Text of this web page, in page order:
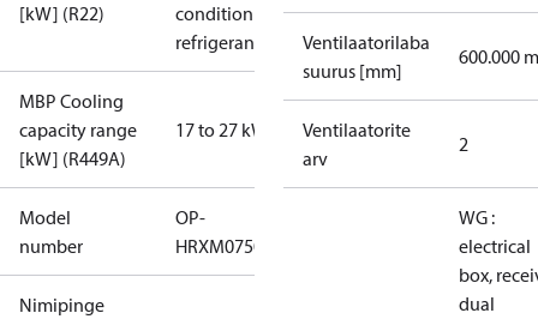
[kW] (R22)
condition /
refrigerant
MBP Cooling
capacity range
[kW] (R449A)
17 to 27 kW
Model
number
OP-
HRXM0750UWG000Q
Nimipinge
Ventilaatorilaba
suurus [mm]
600.000
Ventilaatorite
arv
2
WG :
electrical
box,
dual